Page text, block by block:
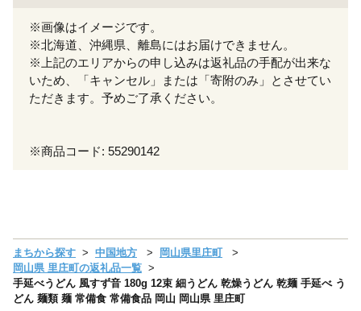
※画像はイメージです。
※北海道、沖縄県、離島にはお届けできません。
※上記のエリアからの申し込みは返礼品の手配が出来な
いため、「キャンセル」または「寄附のみ」とさせてい
ただきます。予めご了承ください。
※商品コード: 55290142
まちから探す 中国地方
岡山県里庄町
岡山県 里庄町の返礼品一覧
手延べうどん 風すず音 180g 12束 細うどん 乾燥うどん 乾麺 手延べ う
どん 麺類 麺 常備食 常備食品 岡山 岡山県 里庄町